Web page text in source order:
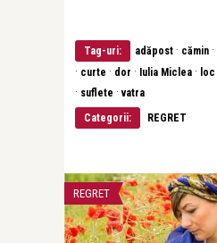
Tag-uri: adăpost · cămin ·
· curte · dor · Iulia Miclea · loc
· suflete ·vatra
Categorii:
REGRET
REGRET